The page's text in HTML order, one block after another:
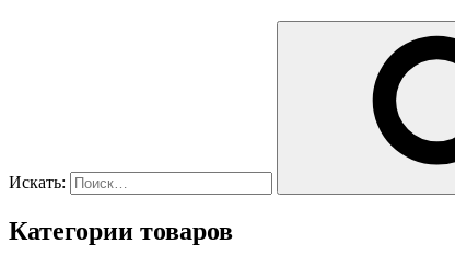
Искать:
Категории товаров